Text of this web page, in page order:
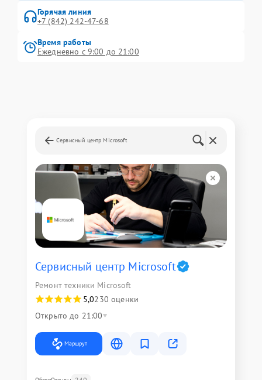
Горячая линия
+7 (842) 242-47-68
Время работы
Ежедневно с 9:00 до 21:00
Сервисный центр Microsoft
Сервисный центр Microsoft
Ремонт техники Microsoft
5,0230 оценки
Открыто до 21:00
Маршрут